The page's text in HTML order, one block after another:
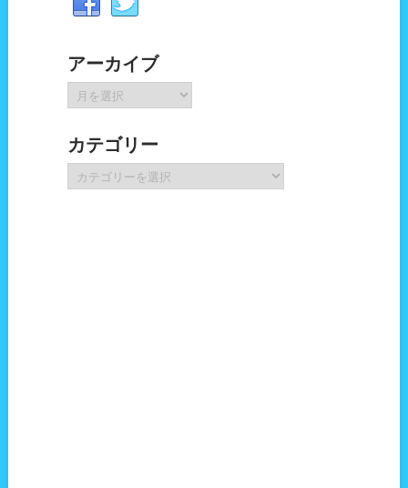
アーカイブ
ー
イ
ブ
カテゴリー
テ